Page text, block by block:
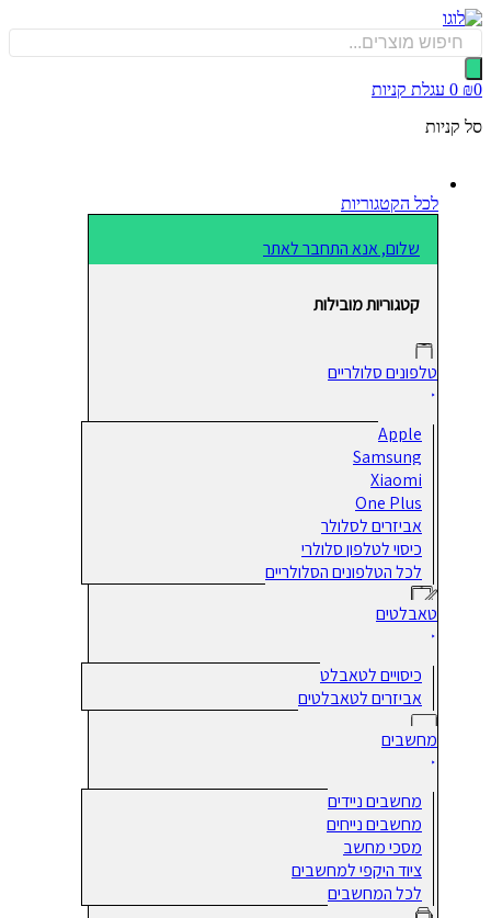
0 עגלת קניות
לכל הקטגוריות
שלום, אנא התחבר לאתר
קטגוריות מובילות
טלפונים סלולריים
Apple
Samsung
Xiaomi
One Plus
אביזרים לסלולר
כיסוי לטלפון סלולרי
לכל הטלפונים הסלולריים
טאבלטים
כיסויים לטאבלט
אביזרים לטאבלטים
מחשבים
מחשבים ניידים
מחשבים נייחים
מסכי מחשב
ציוד היקפי למחשבים
לכל המחשבים